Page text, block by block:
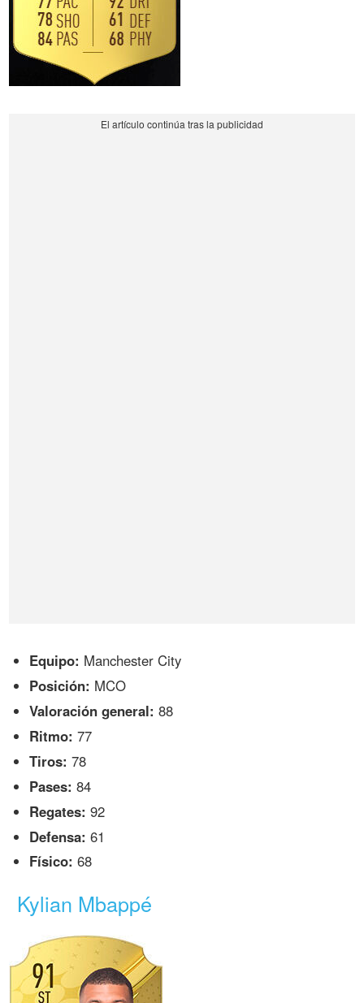
Equipo: Manchester City
Posición: MCO
Valoración general: 88
Ritmo: 77
Tiros: 78
Pases: 84
Regates: 92
Defensa: 61
Físico: 68
Kylian Mbappé